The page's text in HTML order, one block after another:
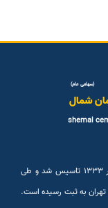
(سهامی عام)
شمال
shemal
شرکت سیمان شمال (سهامی عام ) در تاریخ ۳۰شهريور ۱۳۳۳ تاسیس شد و طی
تهران به ثبت رسیده است.